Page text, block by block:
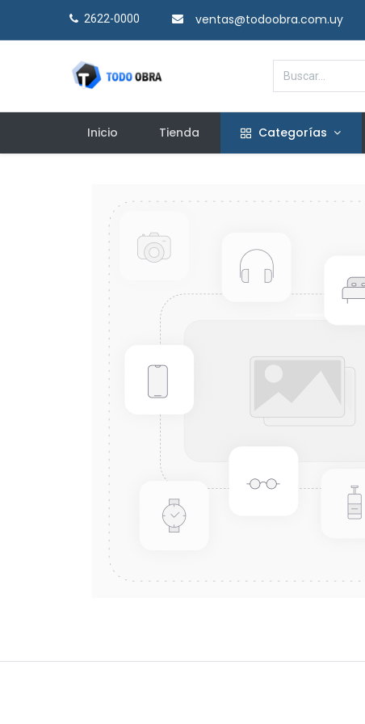
2622-0000​ ventas@todoobra.com.uy
Inicio Tienda Categorías